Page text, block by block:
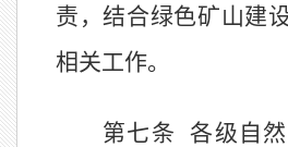
责，结合绿色矿山建
相关工作。
第七条
各级自